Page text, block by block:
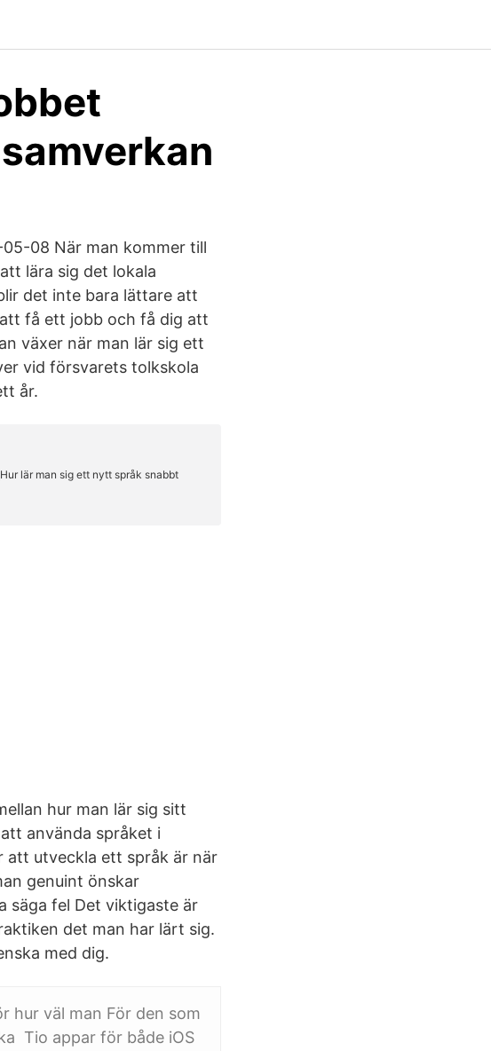
08 När man kommer till
lära sig det lokala
det inte bara lättare att
få ett jobb och få dig att
växer när man lär sig ett
vid försvarets tolkskola
år.
hur man lär sig sitt
använda språket i
att utveckla ett språk är när
genuint önskar
säga fel Det viktigaste är
det man har lärt sig.
med dig.
hur väl man För den som
Tio appar för både iOS